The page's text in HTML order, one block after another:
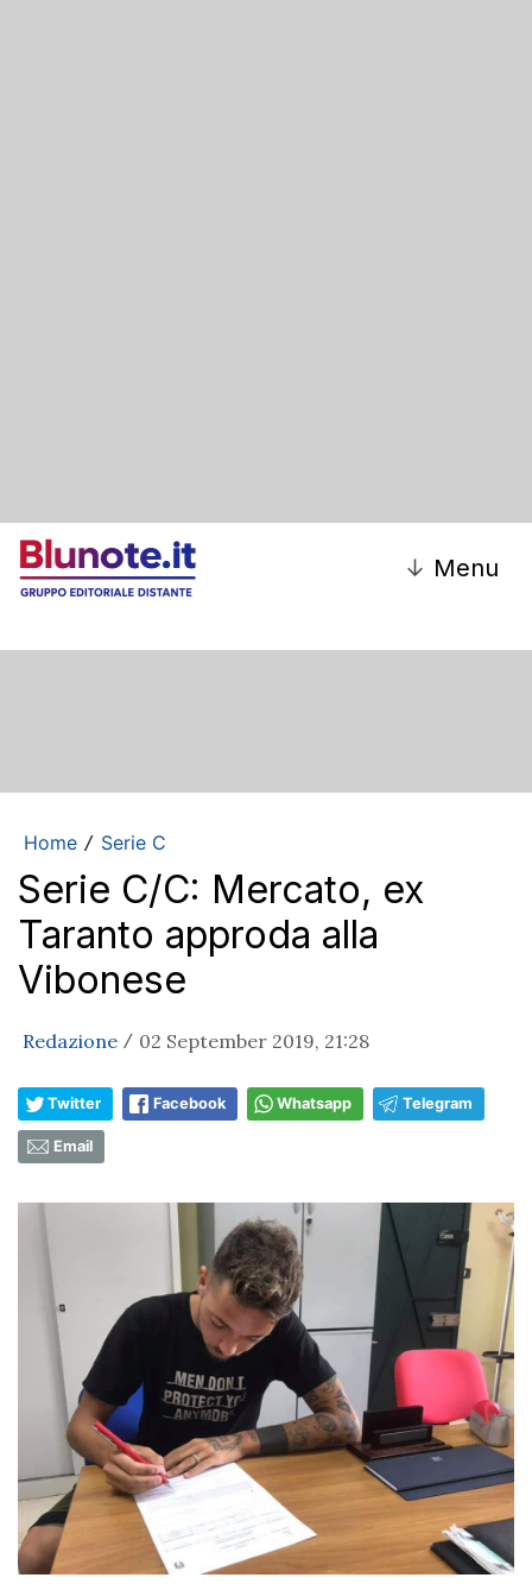
↓ Menu
Home / Serie C
Serie C/C: Mercato, ex
Taranto approda alla
Vibonese
Redazione / 02 September 2019, 21:28
Twitter Facebook Whatsapp Telegram
Email